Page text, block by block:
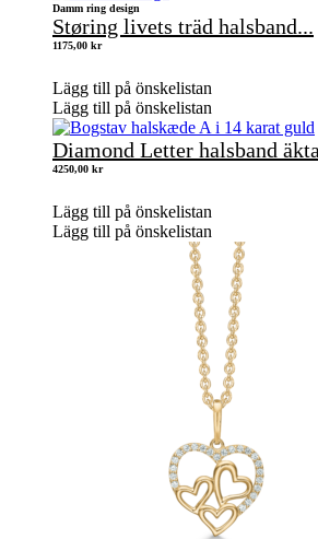
Damm ring design
Støring livets träd halsband...
1175,00 kr
Lägg till på önskelistan
Lägg till på önskelistan
Diamond Letter halsband
4250,00 kr
Lägg till på önskelistan
Lägg till på önskelistan